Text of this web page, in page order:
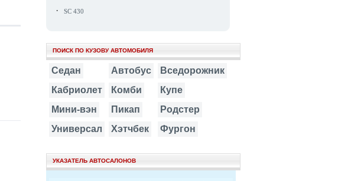
· SC 430
ПОИСК ПО КУЗОВУ АВТОМОБИЛЯ
Седан Автобус
Вседорожник
Кабриолет
Комби
Купе
Мини-вэн
Пикап
Родстер
Универсал
Хэтчбек Фургон
УКАЗАТЕЛЬ АВТОСАЛОНОВ